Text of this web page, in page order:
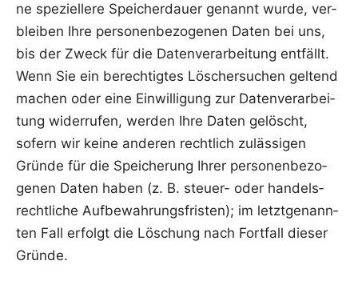
ne spe­zi­el­le­re Spei­cher­dau­er genannt wur­de, ver­
blei­ben Ihre per­so­nen­be­zo­ge­nen Daten bei uns,
bis der Zweck für die Daten­ver­ar­bei­tung ent­fällt.
Wenn Sie ein berech­tig­tes Löscher­su­chen gel­tend
machen oder eine Ein­wil­li­gung zur Daten­ver­ar­bei­
tung wider­ru­fen, wer­den Ihre Daten gelöscht,
sofern wir kei­ne ande­ren recht­lich zuläs­si­gen
Grün­de für die Spei­che­rung Ihrer per­so­nen­be­zo­
ge­nen Daten haben (z. B. steu­er- oder han­dels­
recht­li­che Auf­be­wah­rungs­fris­ten); im letzt­ge­nann­
ten Fall erfolgt die Löschung nach Fort­fall die­ser
Gründe.